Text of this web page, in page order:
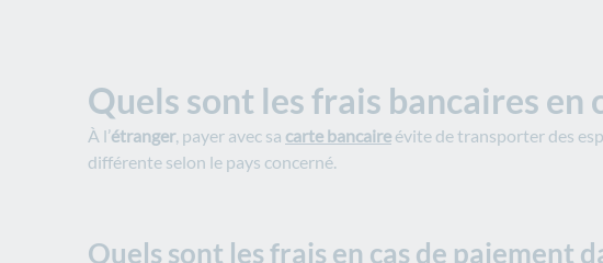
Quels sont les frais bancaires en
À l’étranger, payer avec sa carte bancaire évite de transporter des
différente selon le pays concerné.
Quels sont les frais en cas de paiement